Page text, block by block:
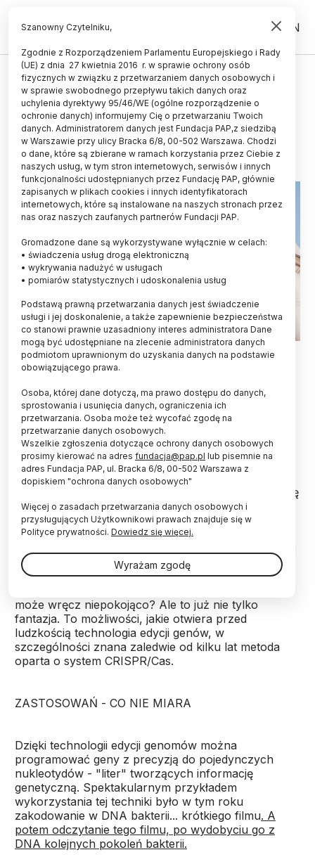
PL EN
Trwa zacięta bitwa o prawa do
technologii edycji genów CRISPR
10.08.2017
aktualizacja: 10.08.2017
5 minut czytania
Fot. Fotolia
genów to już rzeczywistość. Można się domyślić,
że na rozwiązaniu tym będzie można zarobić
krocie. Dlatego o prawa do technologii CRISPR
toczy się zacięta batalia. A na rynku pojawiają się
ciągle nowe możliwości. I nowi gracze.
Wyobraźmy sobie, że informacją genetyczną daje się
manipulować tak swobodnie, jak literami, słowami i
zdaniami w edytorze tekstów. Można wyszukiwać
zbitki liter w tekście, kasować niepotrzebne
fragmenty, w dokładnie wyznaczone miejsca wklejać
nowe słowa... A w ten sposób dość swobodnie
przeprojektować genom, aby wpływać na
może wręcz niepokojąco? Ale to już nie tylko
fantazja. To możliwości, jakie otwiera przed
ludzkością technologia edycji genów, w
szczególności znana zaledwie od kilku lat metoda
oparta o system CRISPR/Cas.
ZASTOSOWAŃ - CO NIE MIARA
Dzięki technologii edycji genomów można
programować geny z precyzją do pojedynczych
nukleotydów - "liter" tworzących informację
genetyczną. Spektakularnym przykładem
wykorzystania tej techniki było w tym roku
zakodowanie w DNA bakterii... krótkiego filmu. A
potem odczytanie tego filmu, po wydobyciu go z
DNA kolejnych pokoleń bakterii.
Szanowny Czytelniku,
Zgodnie z Rozporządzeniem Parlamentu Europejskiego i Rady
(UE) z dnia 27 kwietnia 2016 r. w sprawie ochrony osób
fizycznych w związku z przetwarzaniem danych osobowych i
w sprawie swobodnego przepływu takich danych oraz
uchylenia dyrektywy 95/46/WE (ogólne rozporządzenie o
ochronie danych) informujemy Cię o przetwarzaniu Twoich
danych. Administratorem danych jest Fundacja PAP,z siedzibą
w Warszawie przy ulicy Bracka 6/8, 00-502 Warszawa. Chodzi
o dane, które są zbierane w ramach korzystania przez Ciebie z
naszych usług, w tym stron internetowych, serwisów i innych
funkcjonalności udostępnianych przez Fundację PAP, głównie
zapisanych w plikach cookies i innych identyfikatorach
internetowych, które są instalowane na naszych stronach przez
nas oraz naszych zaufanych partnerów Fundacji PAP.
Gromadzone dane są wykorzystywane wyłącznie w celach:
• świadczenia usług drogą elektroniczną
• wykrywania nadużyć w usługach
• pomiarów statystycznych i udoskonalenia usług
Podstawą prawną przetwarzania danych jest świadczenie
usługi i jej doskonalenie, a także zapewnienie bezpieczeństwa
co stanowi prawnie uzasadniony interes administratora Dane
mogą być udostępniane na zlecenie administratora danych
podmiotom uprawnionym do uzyskania danych na podstawie
obowiązującego prawa.
Osoba, której dane dotyczą, ma prawo dostępu do danych,
sprostowania i usunięcia danych, ograniczenia ich
przetwarzania. Osoba może też wycofać zgodę na
przetwarzanie danych osobowych.
Wszelkie zgłoszenia dotyczące ochrony danych osobowych
prosimy kierować na adres fundacja@pap.pl lub pisemnie na
adres Fundacja PAP, ul. Bracka 6/8, 00-502 Warszawa z
dopiskiem "ochrona danych osobowych"
Więcej o zasadach przetwarzania danych osobowych i
przysługujących Użytkownikowi prawach znajduje się w
Polityce prywatności. Dowiedz się więcej.
Wyrażam zgodę